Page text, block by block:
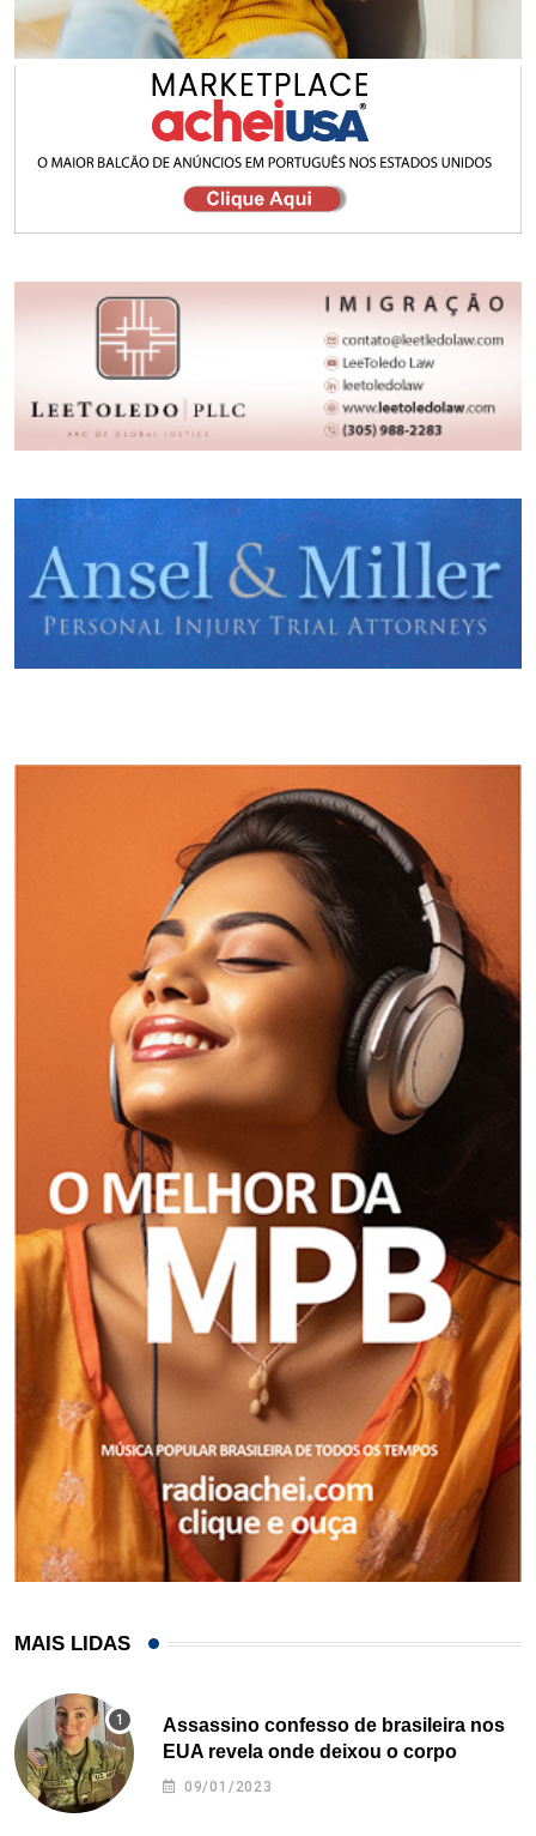
MAIS LIDAS
Assassino confesso de brasileira nos
EUA revela onde deixou o corpo
09/01/2023